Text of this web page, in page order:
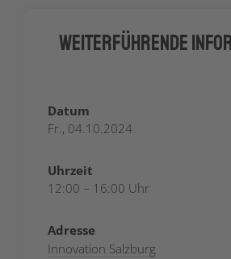
Weiterführende
Datum
Fr., 04.10.2024
Uhrzeit
12:00 – 16:00 Uhr
Adresse
Innovation Salzburg